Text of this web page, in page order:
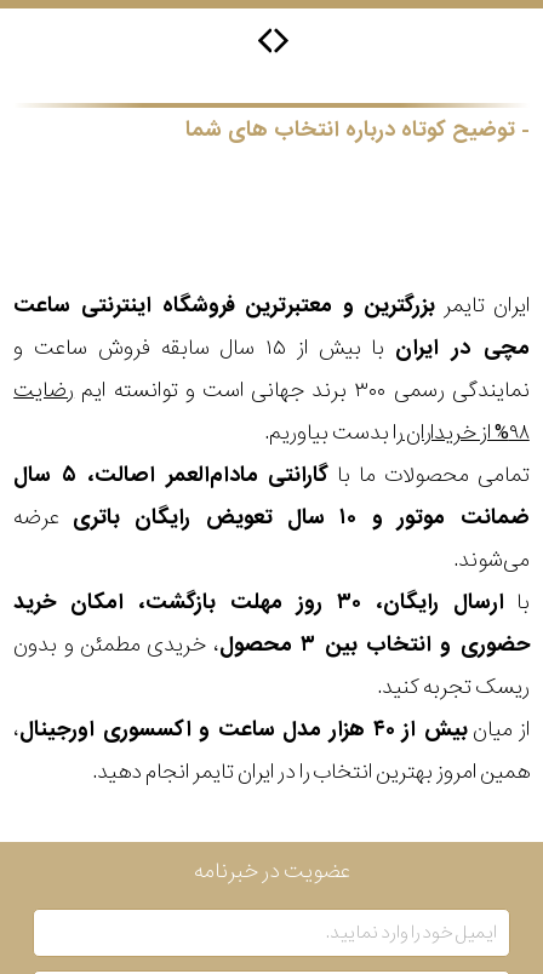
توضیح کوتاه درباره انتخاب های شما
ایران تایمر بزرگترین و معتبرترین فروشگاه اینترنتی ساعت
مچی در ایران
با بیش از ۱۵ سال سابقه فروش ساعت و
نمایندگی رسمی ۳۰۰ برند جهانی است و توانسته ایم
رضایت
۹۸% از خریداران
را بدست بیاوریم.
تمامی محصولات ما با
گارانتی مادام‌العمر اصالت، ۵ سال
ضمانت موتور و ۱۰ سال تعویض رایگان باتری
عرضه
می‌شوند.
با
ارسال رایگان، ۳۰ روز مهلت بازگشت، امکان خرید
حضوری و انتخاب بین ۳ محصول
، خریدی مطمئن و بدون
ریسک تجربه کنید.
از میانبیش از ۴۰ هزار مدل ساعت و اکسسوری اورجینال
،
همین امروز بهترین انتخاب را در ایران تایمر انجام دهید.
ساعت
سلکشن
نمایش
بیشتر...
نوع
محصول
رنگ
بکار
گارانتی
عضویت در خبرنامه